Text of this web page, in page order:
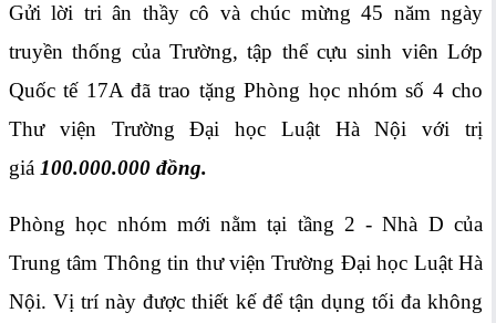
Gửi lời tri ân thầy cô và chúc mừng 45 năm ngày
truyền thống của Trường, tập thể cựu sinh viên Lớp
Quốc tế 17A đã trao tặng Phòng học nhóm số 4 cho
Thư viện Trường Đại học Luật Hà Nội với trị
giá 100.000.000 đồng.
Phòng học nhóm mới nằm tại tầng 2 - Nhà D của
Trung tâm Thông tin thư viện Trường Đại học Luật Hà
Nội. Vị trí này được thiết kế để tận dụng tối đa không